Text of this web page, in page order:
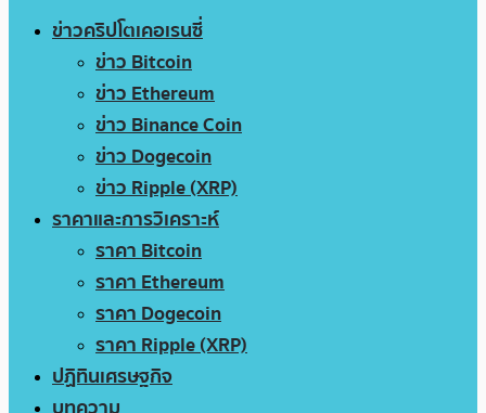
ข่าวคริปโตเคอเรนซี่
ข่าว Bitcoin
ข่าว Ethereum
ข่าว Binance Coin
ข่าว Dogecoin
ข่าว Ripple (XRP)
ราคาและการวิเคราะห์
ราคา Bitcoin
ราคา Ethereum
ราคา Dogecoin
ราคา Ripple (XRP)
ปฏิทินเศรษฐกิจ